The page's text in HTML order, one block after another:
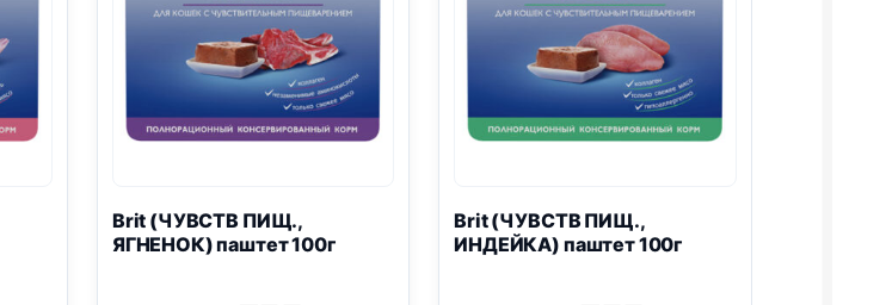
Brit (ЧУВСТВ ПИЩ.,
ЯГНЕНОК) паштет 100г
Brit (ЧУВСТВ ПИЩ.,
ИНДЕЙКА) паштет 100г